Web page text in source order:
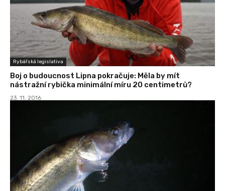
Rybářská legislativa
Boj o budoucnost Lipna pokračuje: Měla by mít
nástražní rybička minimální míru 20 centimetrů?
23. 11. 2016